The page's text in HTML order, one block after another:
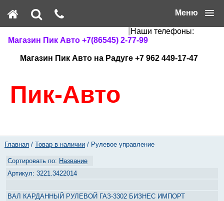
Меню
Наши телефоны:
Магазин Пик Авто +7(86545) 2-77-99
Магазин Пик Авто на Радуге +7 962 449-17-47
Пик-Авто
Главная/ Товар в наличии/ Рулевое управление
Название
3221.3422014
ВАЛ КАРДАННЫЙ РУЛЕВОЙ ГАЗ-3302 БИЗНЕС ИМПОРТ